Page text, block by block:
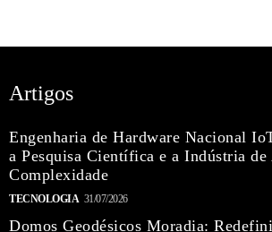
Artigos
Engenharia de Hardware Nacional
a Pesquisa Científica e a Indústria de
Complexidade
TECNOLOGIA 31/07/2026
Domos Geodésicos Moradia: